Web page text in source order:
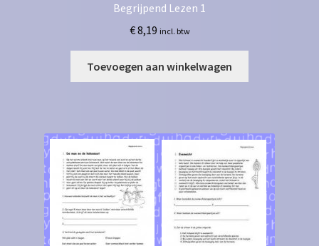
Begrijpend Lezen 1
€8,19 incl. btw
Toevoegen aan winkelwagen